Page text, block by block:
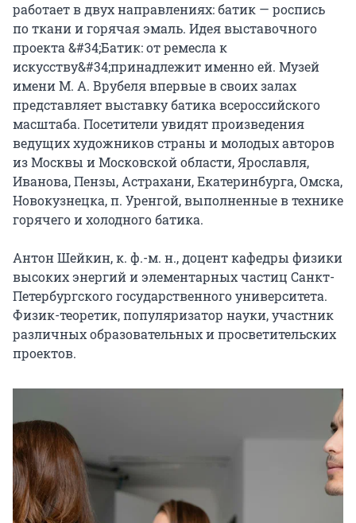
работает в двух направлениях: батик — роспись
по ткани и горячая эмаль. Идея выставочного
проекта &#34;Батик: от ремесла к
искусству&#34;принадлежит именно ей. Музей
имени М. А. Врубеля впервые в своих залах
представляет выставку батика всероссийского
масштаба. Посетители увидят произведения
ведущих художников страны и молодых авторов
из Москвы и Московской области, Ярославля,
Иванова, Пензы, Астрахани, Екатеринбурга, Омска,
Новокузнецка, п. Уренгой, выполненные в технике
горячего и холодного батика.
Антон Шейкин, к. ф.-м. н., доцент кафедры физики
высоких энергий и элементарных частиц Санкт-
Петербургского государственного университета.
Физик-теоретик, популяризатор науки, участник
различных образовательных и просветительских
проектов.